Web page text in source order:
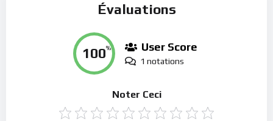
Évaluations
100% User Score
1 notations
Noter Ceci